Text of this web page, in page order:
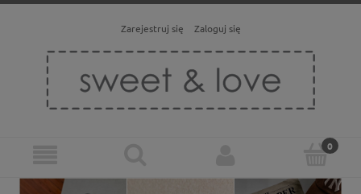
Zarejestruj się Zaloguj się